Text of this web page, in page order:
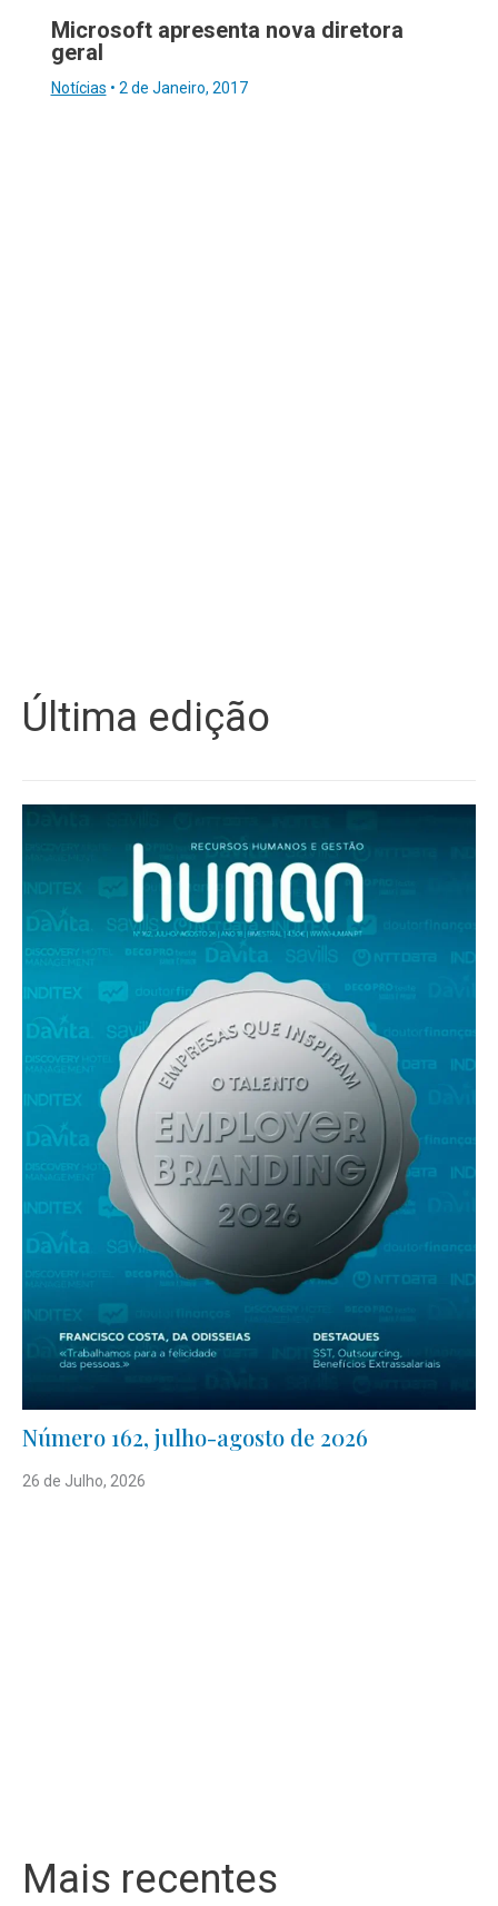
Microsoft apresenta nova diretora
geral
Notícias • 2 de Janeiro, 2017
Última edição
Número 162, julho-agosto de 2026
26 de Julho, 2026
Mais recentes